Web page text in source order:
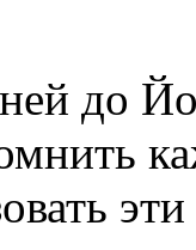
до